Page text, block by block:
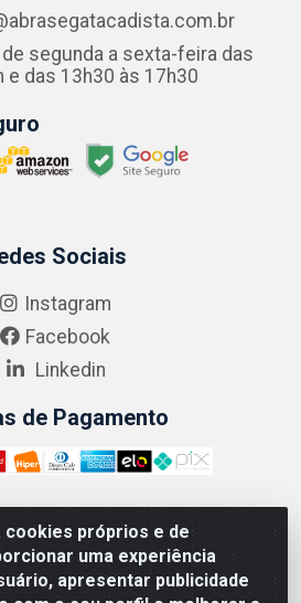
próprios e de
uma experiência
apresentar publicidade
segunda a sexta-feira das
e das 13h30 às 17h30
Sociais
Instagram
Facebook
Linkedin
de Pagamento
ATACADISTA LTDA - CNPJ:
- Avenida Lobo Júnior, 1045 -
de Janeiro - RJ - CEP 21020-124